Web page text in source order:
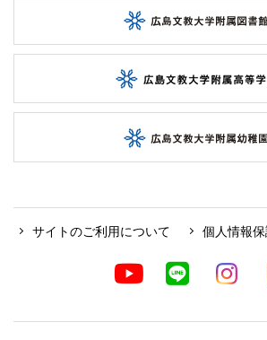
サイトのご利用について 個人情報